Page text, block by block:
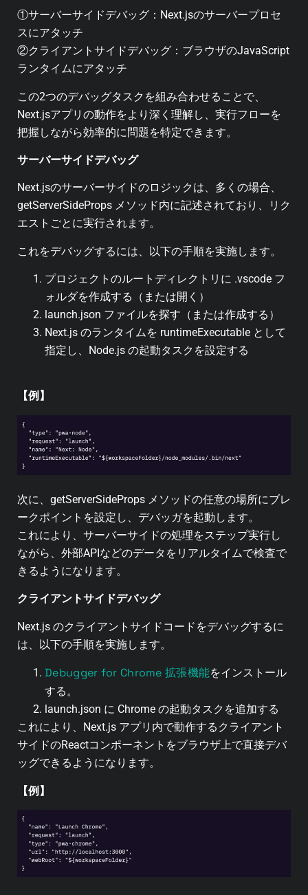
①サーバーサイドデバッグ：Next.jsのサーバープロセ
スにアタッチ
②クライアントサイドデバッグ：ブラウザのJavaScript
ランタイムにアタッチ
この2つのデバッグタスクを組み合わせることで、
Next.jsアプリの動作をより深く理解し、実行フローを
把握しながら効率的に問題を特定できます。
サーバーサイドデバッグ
Next.jsのサーバーサイドのロジックは、多くの場合、
getServerSideProps メソッド内に記述されており、リク
エストごとに実行されます。
これをデバッグするには、以下の手順を実施します。
プロジェクトのルートディレクトリに .vscode フ
ォルダを作成する（または開く）
launch.json ファイルを探す（または作成する）
Next.js のランタイムを runtimeExecutable として
指定し、Node.js の起動タスクを設定する
【例】
次に、getServerSideProps メソッドの任意の場所にブレ
ークポイントを設定し、デバッガを起動します。
これにより、サーバーサイドの処理をステップ実行し
ながら、外部APIなどのデータをリアルタイムで検査で
きるようになります。
クライアントサイドデバッグ
Next.js のクライアントサイドコードをデバッグするに
は、以下の手順を実施します。
Debugger for Chrome 拡張機能をインストール
する。
launch.json に Chrome の起動タスクを追加する
これにより、Next.js アプリ内で動作するクライアント
サイドのReactコンポーネントをブラウザ上で直接デバ
ッグできるようになります。
【例】